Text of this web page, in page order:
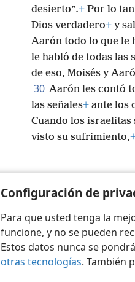
Configuración de
Para que usted tenga la
funcione, y no se pueden
Estos datos nunca se
otras tecnologías. También
desierto”.+ Por lo
Dios verdadero+ y
Aarón todo lo que le
le habló de todas las
de eso, Moisés y
30 Aarón les contó
las señales+ ante los
Cuando los
visto su sufrimiento,
© 2026 Watch